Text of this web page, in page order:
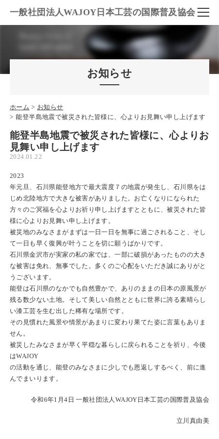
一般社団法人WAJOY日本工芸の国際普及協会
お知らせ
ホーム
お知らせ
能登半島地震で被災された皆様に、心よりお見舞い申し上げます
能登半島地震で被災された皆様に、心よりお
見舞い申し上げます
2024.01.22
2023
年元旦、石川県能登地方で最大震度７の地震が発生し、石川県をは
じめ北陸地方で大きな被害がありました。お亡くなりになられた
方々のご冥福を心よりお祈り申し上げますとともに、被災された皆
様に心よりお見舞い申し上げます。
被災地のみなさまがまずは一日一日を無事に過ごされること、そし
て一日も早く復興が叶うことを切に願うばかりです。
石川県金沢市が実家の私の家では、一部に破損があったものの大き
な被害は免れ、無事でした。多くのご心配をいただき誠にありがと
うございます。
能登は石川県のなかでも自然豊かで、ありのままの日本の原風景が
残る数少ない土地。そして美しい自然とともに世界に誇る素晴らし
い漆工芸を生む出した稀有な場所です。
その見慣れた風景や情景があまりに変わり果てた姿に言葉もありま
せん。
被災したみなさまが早く平穏な暮らしに戻られることを祈り、今後
はWAJOY
の活動を通じ、能登のみなさまに少しでも恩返しするべく、前に進
んでまいります。
令和6年1 月4 日 一般社団法人 WAJOY 日本工芸の国際普及協会
立川真由美